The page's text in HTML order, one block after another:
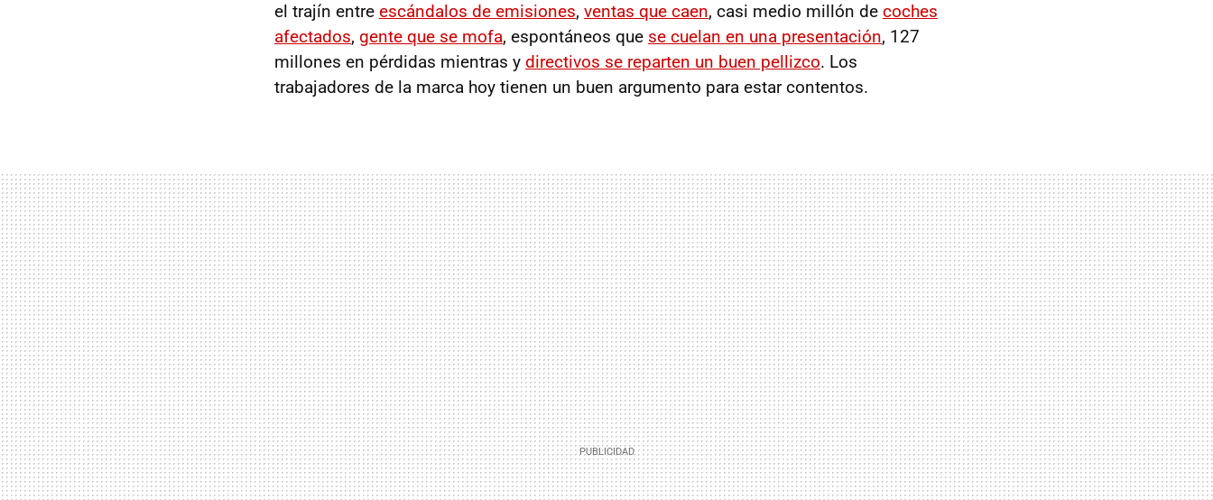
el trajín entre escándalos de emisiones, ventas que caen, casi medio millón de coches
afectados, gente que se mofa, espontáneos que se cuelan en una presentación, 127
millones en pérdidas mientras y directivos se reparten un buen pellizco. Los
trabajadores de la marca hoy tienen un buen argumento para estar contentos.